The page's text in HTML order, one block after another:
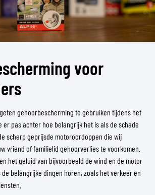
voor
gehoorbescherming te gebruiken tijdens het
er pas achter hoe belangrijk het is als de schade
scherp geprijsde motoroordoppen die wij
vriend of familielid gehoorverlies te voorkomen.
het geluid van bijvoorbeeld de wind en de motor
belangrijke dingen horen, zoals het verkeer en